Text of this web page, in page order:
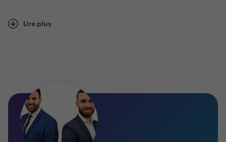
Conseil aux entreprises
permet aussi de prévenir l’entreprise de risques
Lire plus